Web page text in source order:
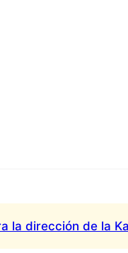
la dirección de la